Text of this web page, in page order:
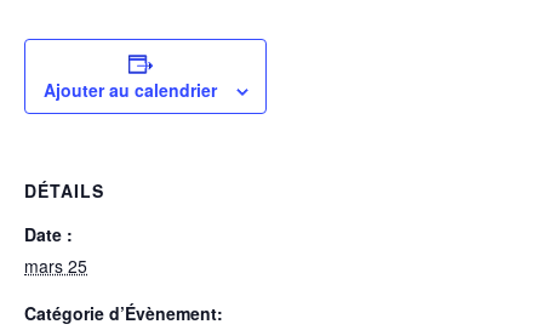
Ajouter au calendrier
DÉTAILS
Date :
mars 25
Catégorie d’Évènement: